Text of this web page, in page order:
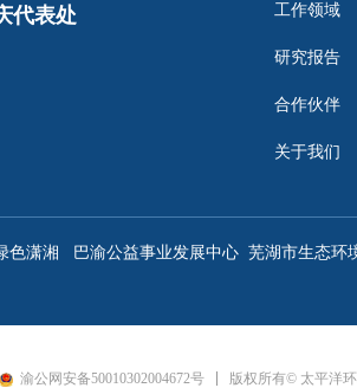
工作领域
研究报告
合作伙伴
关于我们
代表处
色潇湘 巴渝公益事业发展中心 芜湖市生态环
渝公网安备50010302004672号 版权所有© 太平洋